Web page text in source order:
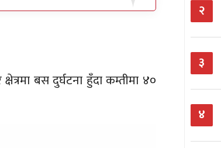
बस दुर्घटना हुँदा कम्तीमा ४०
२
३
४